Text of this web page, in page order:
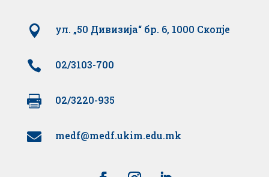
 ул. „50 Дивизија“ бр. 6, 1000 Скопје
 02/3103-700
 02/3220-935
 medf@medf.ukim.edu.mk